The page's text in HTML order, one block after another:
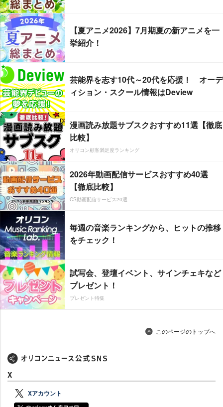
【夏アニメ2026】7月期夏の新アニメを一
挙紹介！
芸能界を志す10代～20代を応援！ オーデ
ィション・スクール情報はDeview
漫画読み放題サブスクおすすめ11選【徹底
比較】
オリコン顧客満足度ランキング
2026年動画配信サービスおすすめ40選
【徹底比較】
CS動画配信サービス20選
毎週の音楽ランキングから、ヒットの推移
をチェック！
試写会、登壇イベント、サインチェキなど
プレゼント！
プレゼント特集
このページのトップへ
X
Xアカウント